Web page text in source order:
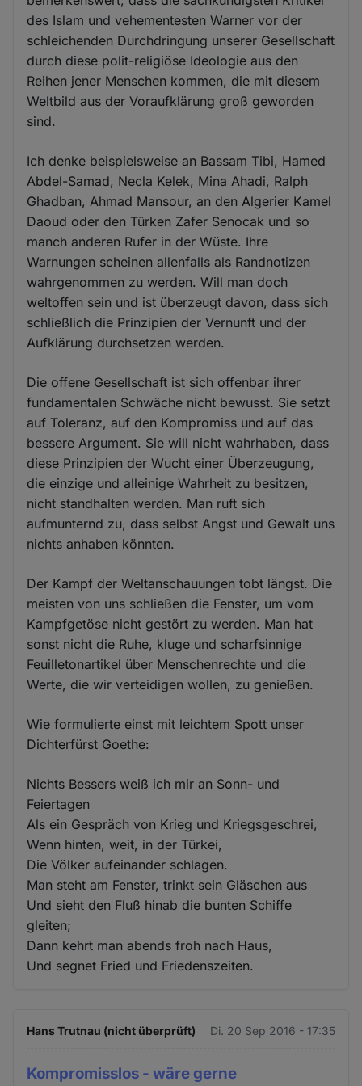
des Islam und vehementesten Warner vor der
schleichenden Durchdringung unserer Gesellschaft
durch diese polit-religiöse Ideologie aus den
Reihen jener Menschen kommen, die mit diesem
Weltbild aus der Voraufklärung groß geworden
sind.
Ich denke beispielsweise an Bassam Tibi, Hamed
Abdel-Samad, Necla Kelek, Mina Ahadi, Ralph
Ghadban, Ahmad Mansour, an den Algerier Kamel
Daoud oder den Türken Zafer Senocak und so
manch anderen Rufer in der Wüste. Ihre
Warnungen scheinen allenfalls als Randnotizen
wahrgenommen zu werden. Will man doch
weltoffen sein und ist überzeugt davon, dass sich
schließlich die Prinzipien der Vernunft und der
Aufklärung durchsetzen werden.
Die offene Gesellschaft ist sich offenbar ihrer
fundamentalen Schwäche nicht bewusst. Sie setzt
auf Toleranz, auf den Kompromiss und auf das
bessere Argument. Sie will nicht wahrhaben, dass
diese Prinzipien der Wucht einer Überzeugung,
die einzige und alleinige Wahrheit zu besitzen,
nicht standhalten werden. Man ruft sich
aufmunternd zu, dass selbst Angst und Gewalt uns
nichts anhaben könnten.
Der Kampf der Weltanschauungen tobt längst. Die
meisten von uns schließen die Fenster, um vom
Kampfgetöse nicht gestört zu werden. Man hat
sonst nicht die Ruhe, kluge und scharfsinnige
Feuilletonartikel über Menschenrechte und die
Werte, die wir verteidigen wollen, zu genießen.
Wie formulierte einst mit leichtem Spott unser
Dichterfürst Goethe:
Nichts Bessers weiß ich mir an Sonn- und
Feiertagen
Als ein Gespräch von Krieg und Kriegsgeschrei,
Wenn hinten, weit, in der Türkei,
Die Völker aufeinander schlagen.
Man steht am Fenster, trinkt sein Gläschen aus
Und sieht den Fluß hinab die bunten Schiffe
gleiten;
Dann kehrt man abends froh nach Haus,
Und segnet Fried und Friedenszeiten.
Hans Trutnau (nicht überprüft) Di. 20 Sep 2016 - 17:35
Kompromisslos - wäre gerne